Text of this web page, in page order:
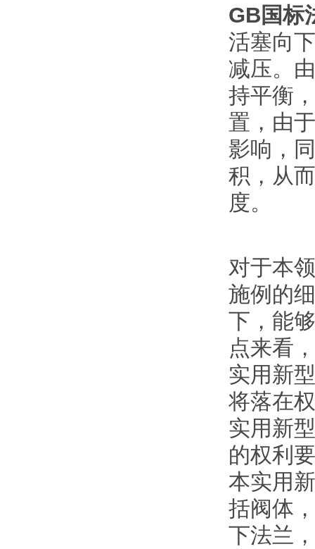
GB 国标
活塞向
减压。
持平衡
置，由
影响，
积，从
度。
对于本
施例的
下，能
点来看
实用新
将落在
实用新
的权利
本实用
括阀体
下法兰